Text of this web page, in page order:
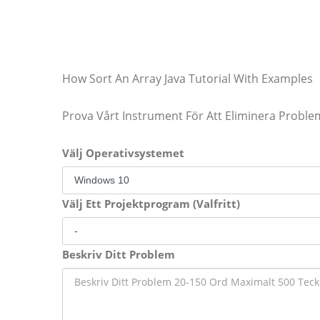
How Sort An Array Java Tutorial With Examples
Prova Vårt Instrument För Att Eliminera
Välj Operativsystemet
Välj Ett Projektprogram (Valfritt)
Beskriv Ditt Problem